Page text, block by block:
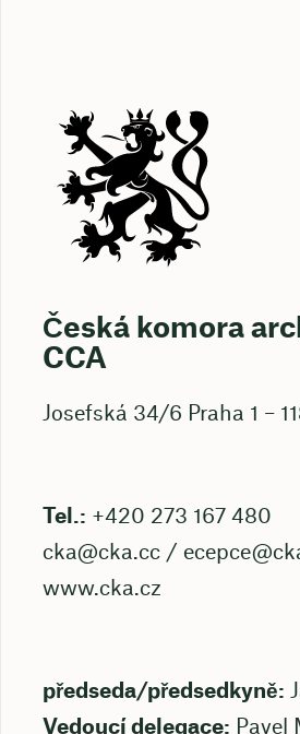
Česká komora
CCA
Josefská 34/6 Praha 1 –
Tel.: +420 273 167 480
cka@cka.cc/
www.cka.cz
předseda/předsedkyně:
Vedoucí delegace: Pavel